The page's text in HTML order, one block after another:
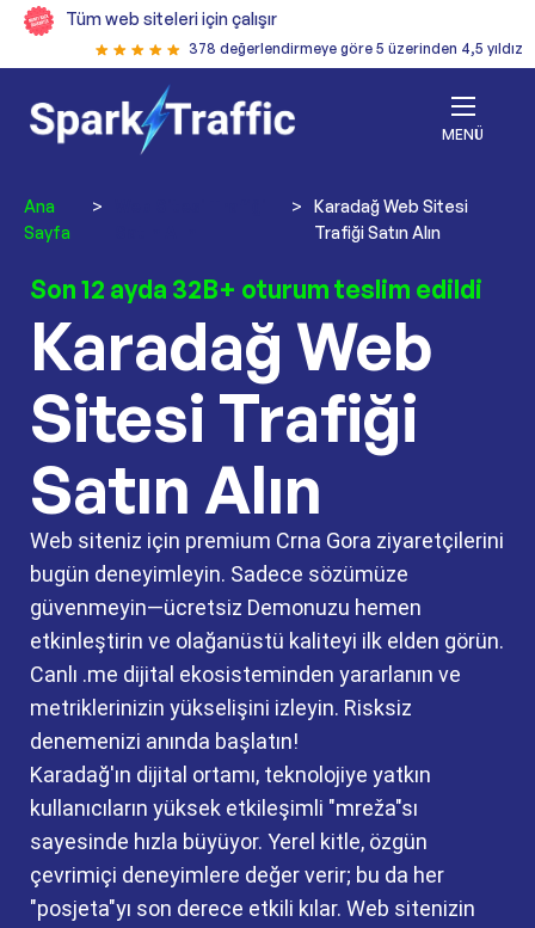
Tüm web siteleri için çalışır
378 değerlendirmeye göre 5 üzerinden 4,5 yıldız
MENÜ
Ana
Sayfa
> >
Karadağ Web Sitesi
Trafiği Satın Alın
Son 12 ayda 32B+ oturum teslim edildi
Karadağ Web
Sitesi Trafiği
Satın Alın
Web siteniz için premium Crna Gora ziyaretçilerini
bugün deneyimleyin. Sadece sözümüze
güvenmeyin—ücretsiz Demonuzu hemen
etkinleştirin ve olağanüstü kaliteyi ilk elden görün.
Canlı .me dijital ekosisteminden yararlanın ve
metriklerinizin yükselişini izleyin. Risksiz
denemenizi anında başlatın!
Karadağ'ın dijital ortamı, teknolojiye yatkın
kullanıcıların yüksek etkileşimli "mreža"sı
sayesinde hızla büyüyor. Yerel kitle, özgün
çevrimiçi deneyimlere değer verir; bu da her
"posjeta"yı son derece etkili kılar. Web sitenizin